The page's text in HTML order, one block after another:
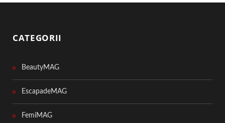
CATEGORII
BeautyMAG
EscapadeMAG
FemiMAG